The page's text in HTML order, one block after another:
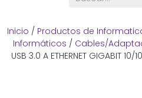
Inicio / Productos de
Informáticos / Cables/
USB 3.0 A ETHERNET GIGABIT